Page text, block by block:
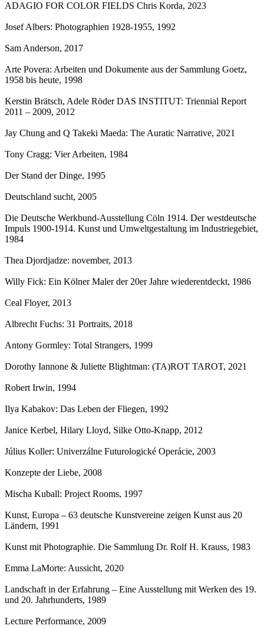
ADAGIO FOR COLOR FIELDS Chris Korda, 2023
Josef Albers: Photographien 1928-1955, 1992
Sam Anderson, 2017
Arte Povera: Arbeiten und Dokumente aus der Sammlung Goetz,
1958 bis heute, 1998
Kerstin Brätsch, Adele Röder DAS INSTITUT: Triennial Report
2011 – 2009, 2012
Jay Chung and Q Takeki Maeda: The Auratic Narrative, 2021
Tony Cragg: Vier Arbeiten, 1984
Der Stand der Dinge, 1995
Deutschland sucht, 2005
Die Deutsche Werkbund-Ausstellung Cöln 1914. Der westdeutsche
Impuls 1900-1914. Kunst und Umweltgestaltung im Industriegebiet,
1984
Thea Djordjadze: november, 2013
Willy Fick: Ein Kölner Maler der 20er Jahre wiederentdeckt, 1986
Ceal Floyer, 2013
Albrecht Fuchs: 31 Portraits, 2018
Antony Gormley: Total Strangers, 1999
Dorothy Iannone & Juliette Blightman: (TA)ROT TAROT, 2021
Robert Irwin, 1994
Ilya Kabakov: Das Leben der Fliegen, 1992
Janice Kerbel, Hilary Lloyd, Silke Otto-Knapp, 2012
Július Koller: Univerzálne Futurologické Operácie, 2003
Konzepte der Liebe, 2008
Mischa Kuball: Project Rooms, 1997
Kunst, Europa – 63 deutsche Kunstvereine zeigen Kunst aus 20
Ländern, 1991
Kunst mit Photographie. Die Sammlung Dr. Rolf H. Krauss, 1983
Emma LaMorte: Aussicht, 2020
Landschaft in der Erfahrung – Eine Ausstellung mit Werken des 19.
und 20. Jahrhunderts, 1989
Lecture Performance, 2009